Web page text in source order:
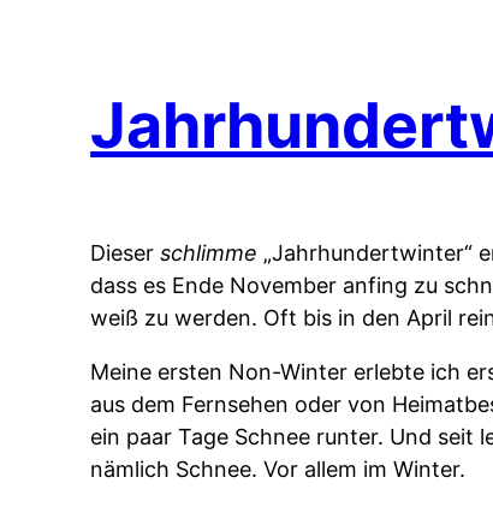
Dieserschlimme „Jahrhundertwinter“
dass es Ende November anfing zu
weiß zu werden. Oft bis in den April
Meine ersten Non-Winter erlebte ich
aus dem Fernsehen oder von
ein paar Tage Schnee runter. Und
nämlich Schnee. Vor allem im Winter.